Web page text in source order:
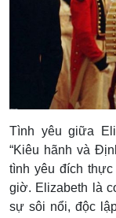
Tình yêu giữa
“Kiêu hãnh và
tình yêu đích
giờ. Elizabeth là
sự sôi nổi, độc